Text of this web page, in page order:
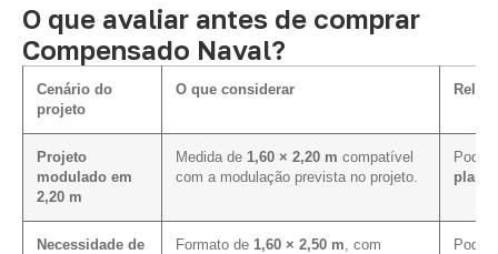
O que avaliar antes de comprar
Compensado Naval?
Cenário do
projeto
O que considerar
Projeto
modulado em
2,20 m
Medida de 1,60 × 2,20 m compatível
com a modulação prevista no projeto.
Pode
plano
Necessidade de
Formato de 1,60 × 2,50 m , com
Pode